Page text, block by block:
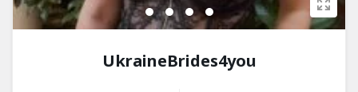
UkraineBrides4you